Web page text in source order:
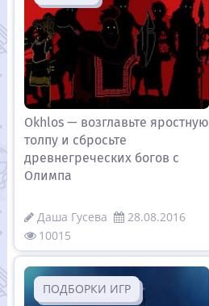
Okhlos — возглавьте яростную
толпу и сбросьте
древнегреческих богов с
Олимпа
Даша Гусева
28.08.2016
10015
ПОДБОРКИ ИГР